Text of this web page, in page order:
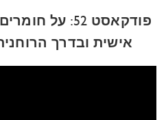
פודקאסט 52:
אישית ובדרך